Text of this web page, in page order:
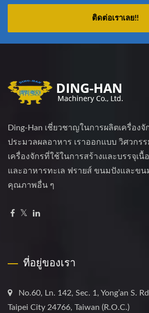
ติดต่อเราเลย!!
Ding-Han เชี่ยวชาญในการผลิตเครื่องจั
ประมวลผลอาหาร เราออกแบบ วิศวกร
เครื่องจักรที่ใช้ในการสร้างและบรรจุเนื้
และอาหารทะเล ฟรายส์ ขนมปังและข
คุณภาพอื่น ๆ
ที่อยู่ของเรา
No.60, Ln. 142, Sec. 1, Yong’an S.
Taipei City 24766, Taiwan (R.O.C.)